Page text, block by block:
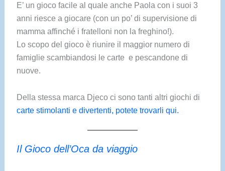
E’ un gioco facile al quale anche Paola con i suoi 3
anni riesce a giocare (con un po’ di supervisione di
mamma affinché i fratelloni non la freghino!).
Lo scopo del gioco è riunire il maggior numero di
famiglie scambiandosi le carte e pescandone di
nuove.
Della stessa marca Djeco ci sono tanti altri giochi di
carte stimolanti e divertenti, potete trovarli qui.
Il Gioco dell’Oca da viaggio